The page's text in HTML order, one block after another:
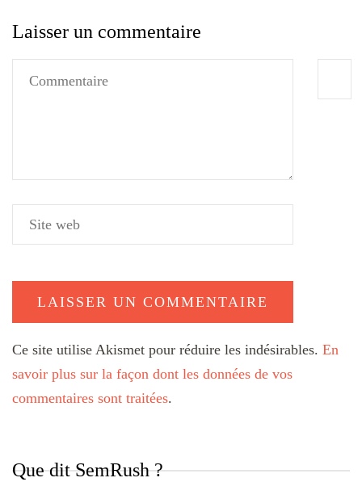
Laisser un commentaire
Ce site utilise Akismet pour réduire les indésirables. En
savoir plus sur la façon dont les données de vos
commentaires sont traitées.
Que dit SemRush ?